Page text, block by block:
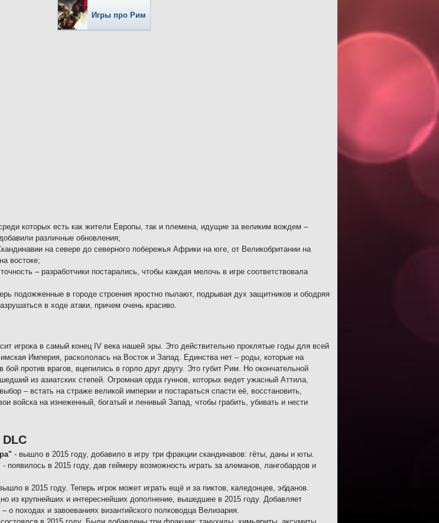
Игры про Рим
которых есть как жители Европы, так и племена, идущие за великим вождем –
различные обновления;
на севере до северного побережья Африки на юге, от Великобритании на
востоке;
– разработчики постарались, чтобы каждая мелочь в игре соответствовала
подожженные в городе строения яростно пылают, подрывая дух защитников и ободряя
в ходе атаки, причем очень красиво.
игрока в самый конец IV века нашей эры. Это действительно проклятые годы для всей
Империя, раскололась на Восток и Запад. Единства нет – роды, которые на
бой против врагов, вцепились в горло друг другу. Это губит Рим. Но окончательной
из азиатских степей. Огромная орда гуннов, которых ведет ужасный Аттила,
– встать на страже великой империи и постараться спасти её, восстановить,
войска на изнеженный, богатый и ленивый Запад, чтобы грабить, убивать и нести
- вышло в 2015 году, добавило в игру три фракции скандинавов: гёты, даны и юты.
- появилось в 2015 году, дав геймеру возможность играть за алеманов, лангобардов и
в 2015 году. Теперь игрок может играть ещё и за пиктов, каледонцев, эбданов.
из крупнейших и интереснейших дополнение, вышедшее в 2015 году. Добавляет
о походах и завоеваниях византийского полководца Велизария.